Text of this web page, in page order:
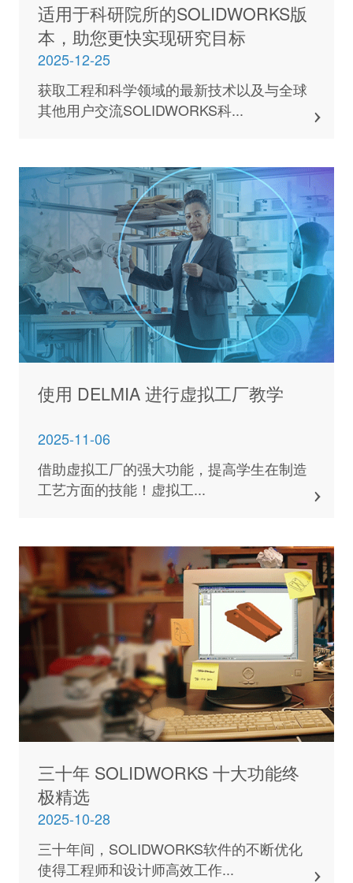
适用于科研院所的SOLIDWORKS版
本，助您更快实现研究目标
2025-12-25
获取⼯程和科学领域的最新技术以及与全球
其他⽤户交流SOLIDWORKS科...
使用 DELMIA 进行虚拟工厂教学
2025-11-06
借助虚拟工厂的强大功能，提高学生在制造
工艺方面的技能！虚拟工...
三十年 SOLIDWORKS 十大功能终
极精选
2025-10-28
三十年间，SOLIDWORKS软件的不断优化
使得工程师和设计师高效工作...